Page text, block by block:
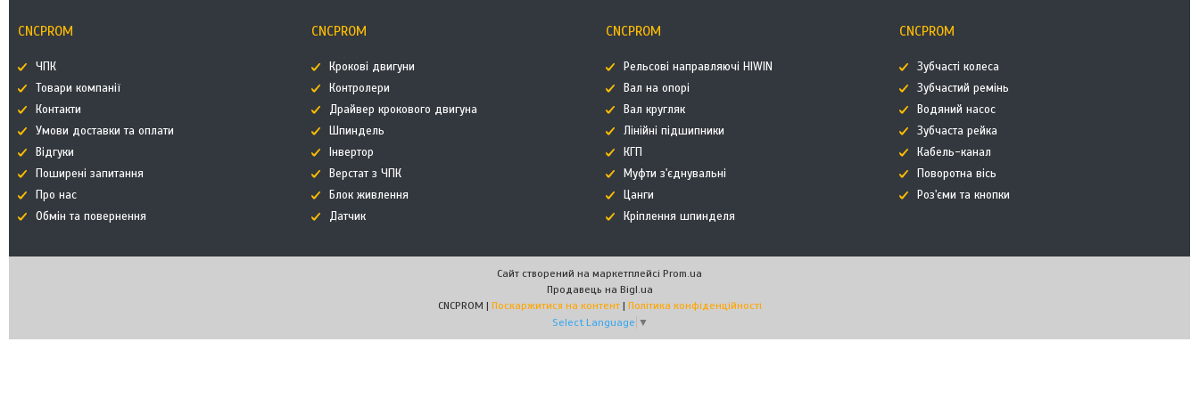
CNCPROM
ЧПК
Товари компанії
Контакти
Умови доставки та оплати
Відгуки
Поширені запитання
Про нас
Обмін та повернення
CNCPROM
Крокові двигуни
Контролери
Драйвер крокового двигуна
Шпиндель
Інвертор
Верстат з ЧПК
Блок живлення
Датчик
CNCPROM
Рельсові направляючі HIWIN
Вал на опорі
Вал кругляк
Лінійні підшипники
КГП
Муфти з'єднувальні
Цанги
Кріплення шпинделя
CNCPROM
Зубчасті колеса
Зубчастий ремінь
Водяний насос
Зубчаста рейка
Кабель-канал
Поворотна вісь
Роз'єми та кнопки
Сайт створений на маркетплейсі Prom.ua
Продавець на Bigl.ua
CNCPROM | Поскаржитися на контент | Політика конфіденційності
Select Language ▼